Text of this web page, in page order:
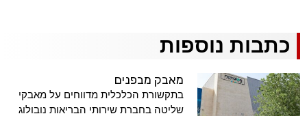
כתבות נוספות
מאבק מבפנים
בתקשורת הכלכלית מדווחים על מאבקי
שליטה בחברת שירותי הבריאות נובולוג